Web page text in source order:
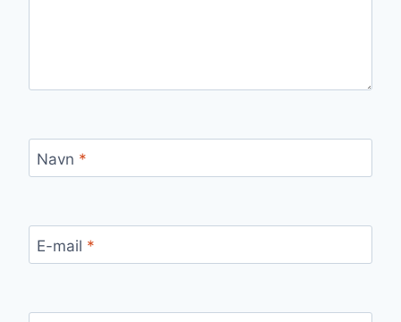
Navn *
E-mail *